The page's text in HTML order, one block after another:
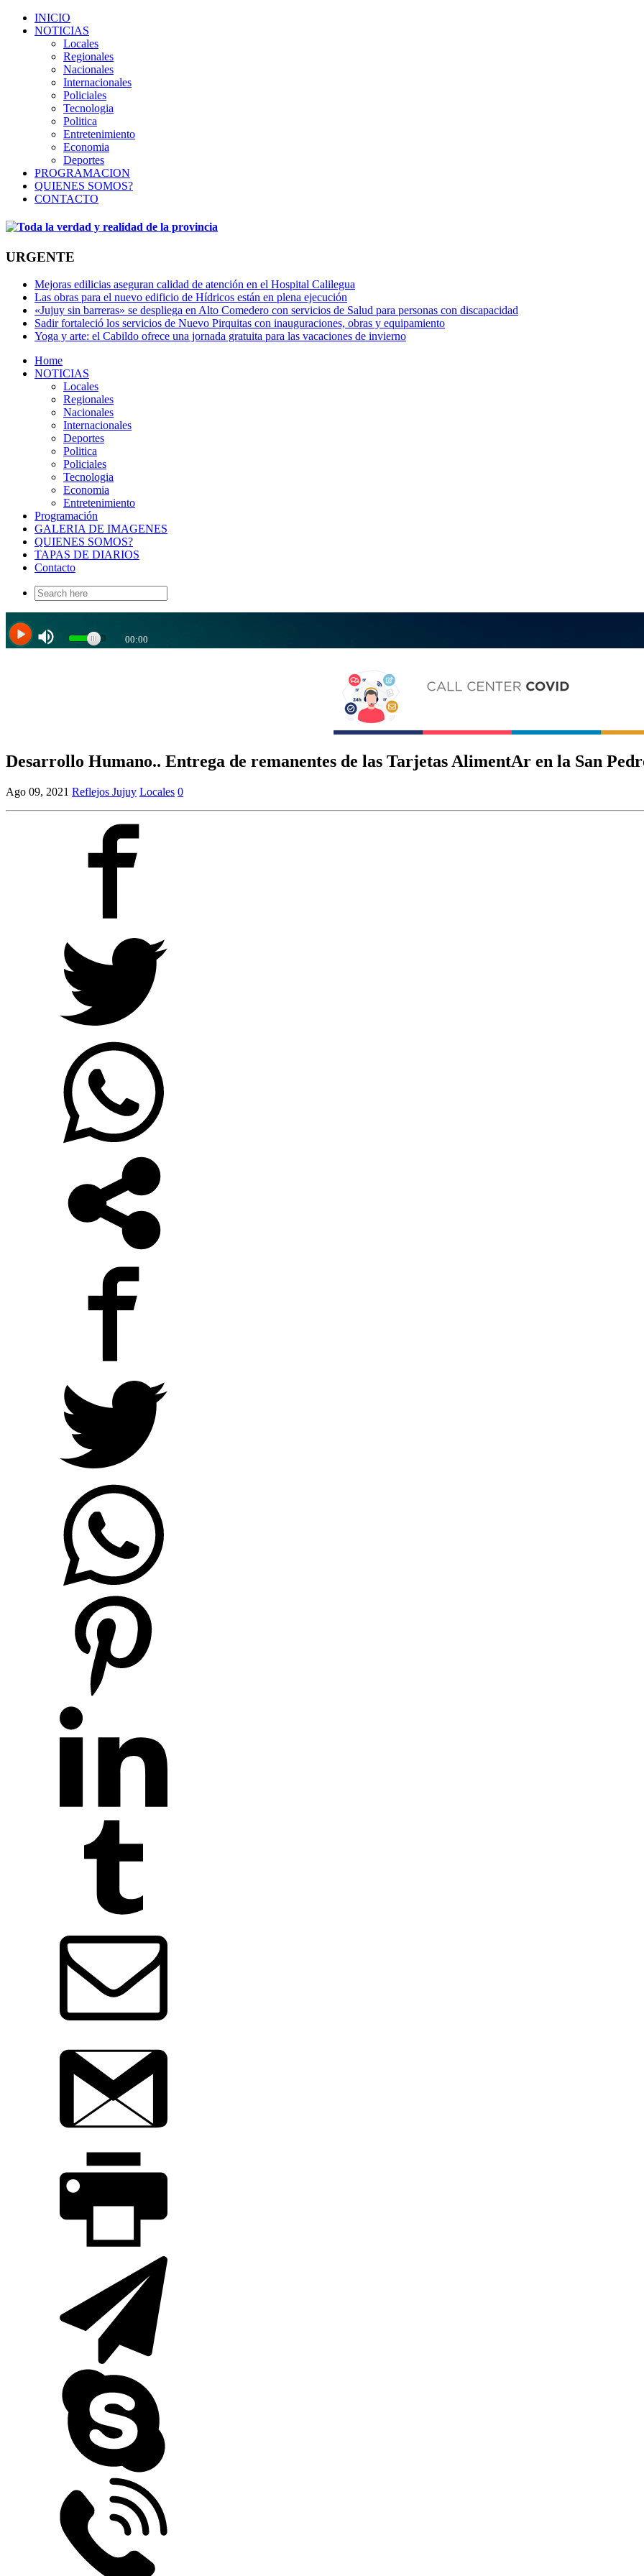
INICIO
NOTICIAS
Locales
Regionales
Nacionales
Internacionales
Policiales
Tecnologia
Politica
Entretenimiento
Economia
Deportes
PROGRAMACION
QUIENES SOMOS?
CONTACTO
URGENTE
Mejoras edilicias aseguran calidad de atención en el Hospital Calilegua
Las obras para el nuevo edificio de Hídricos están en plena ejecución
«Jujuy sin barreras» se despliega en Alto Comedero con servicios de Salud para personas con discapacidad
Sadir fortaleció los servicios de Nuevo Pirquitas con inauguraciones, obras y equipamiento
Yoga y arte: el Cabildo ofrece una jornada gratuita para las vacaciones de invierno
Home
NOTICIAS
Locales
Regionales
Nacionales
Internacionales
Deportes
Politica
Policiales
Tecnologia
Economia
Entretenimiento
Programación
GALERIA DE IMAGENES
QUIENES SOMOS?
TAPAS DE DIARIOS
Contacto
Search
for:
Desarrollo Humano.. Entrega de remanentes de las Tarjetas AlimentAr en la San
Ago 09, 2021 Reflejos Jujuy Locales 0